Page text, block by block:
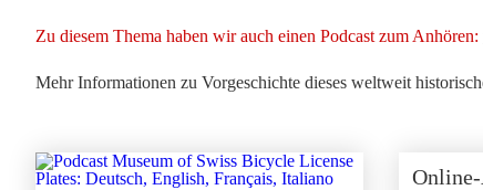
Zu diesem Thema haben wir auch einen Podcast zum Anhören:
Mehr Informationen zu Vorgeschichte dieses weltweit